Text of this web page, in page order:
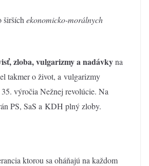
širšíchekonomicko-morálnych
zloba, vulgarizmy a nadávkyna
takmer o život, a vulgarizmy
výročia Nežnej revolúcie. Na
PS, SaS a KDH plný zloby.
ktorou sa oháňajú na každom